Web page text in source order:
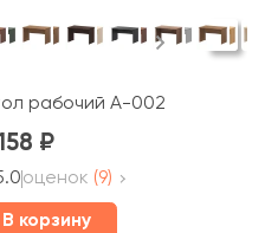
рабочий А-002.Т Арго
оценок (9)
В корзину